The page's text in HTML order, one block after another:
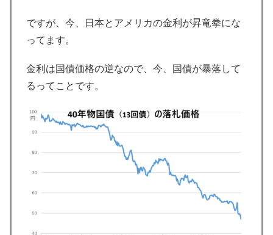
ですが、今、日本とアメリカの金利が昇竜拳にな
ってます。
金利は国債価格の逆なので、今、国債が暴落して
るってことです。